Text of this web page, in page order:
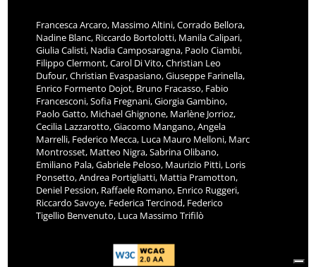
Francesca Arcaro, Massimo Altini, Corrado Bellora,
Nadine Blanc, Riccardo Bortolotti, Manila Calipari,
Giulia Calisti, Nadia Camposaragna, Paolo Ciambi,
Filippo Clermont, Carol Di Vito, Christian Leo
Dufour, Christian Evaspasiano, Giuseppe Farinella,
Enrico Formento Dojot, Bruno Fracasso, Fabio
Francesconi, Sofia Fregnani, Giorgia Gambino,
Paolo Gatto, Michael Ghignone, Marlène Jorrioz,
Cecilia Lazzarotto, Giacomo Mangano, Angela
Marrelli, Federico Mecca, Luca Mauro Melloni, Marc
Montrosset, Matteo Nigra, Sabrina Olibano,
Emiliano Pala, Gabriele Peloso, Maurizio Pitti, Loris
Ponsetto, Andrea Portigliatti, Mattia Pramotton,
Deniel Pession, Raffaele Romano, Enrico Ruggeri,
Riccardo Savoye, Federica Tercinod, Federico
Tigellio Benvenuto, Luca Massimo Trifilò